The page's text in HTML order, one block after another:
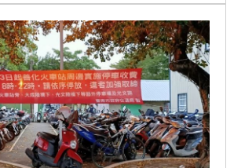
不同高股息ETF的特性跟屬性，因為
抱得久，比短線報酬來得更重要。